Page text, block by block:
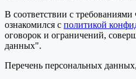
В соответствии с
ознакомился с политикой
оговорок и ограничений,
данных".
Перечень персональных данных,